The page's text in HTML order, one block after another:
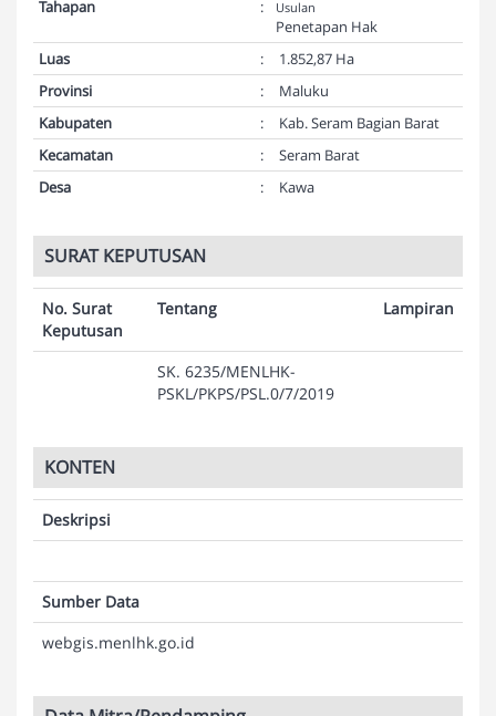
Tahapan
: Usulan
Penetapan Hak
Luas
:
1.852,87 Ha
Provinsi
:
Maluku
Kabupaten
:
Kab. Seram Bagian Barat
Kecamatan
:
Seram Barat
Desa
: Kawa
SURAT KEPUTUSAN
No. Surat
Keputusan
Tentang Lampiran
SK. 6235/MENLHK-
PSKL/PKPS/PSL.0/7/2019
KONTEN
Deskripsi
Sumber Data
webgis.menlhk.go.id